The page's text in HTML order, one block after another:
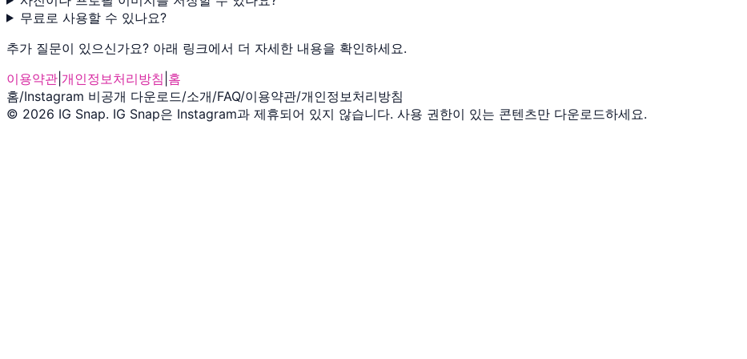
무료로 사용할 수 있나요?
추가 질문이 있으신가요? 아래 링크에서 더 자세한 내용을 확인하세요.
이용약관 개인정보처리방침 홈
홈/Instagram 비공개 다운로드/소개/FAQ/이용약관/개인정보처리방침
© 2026 IG Snap. IG Snap은 Instagram과 제휴되어 있지 않습니다. 사용 권한이 있는 콘텐츠만 다운로드하세요.